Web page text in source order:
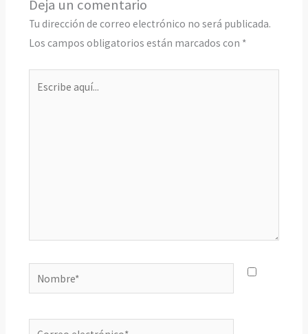
Deja un comentario
Tu dirección de correo electrónico no será publicada.
Los campos obligatorios están marcados con *
Nombre*
Correo